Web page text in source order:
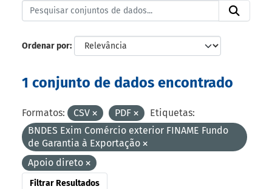
Ordenar por
1 conjunto de dados encontrado
Formatos: CSV PDF
Etiquetas:
BNDES Exim Comércio exterior FINAME Fundo
de Garantia à Exportação
Apoio direto
Filtrar Resultados